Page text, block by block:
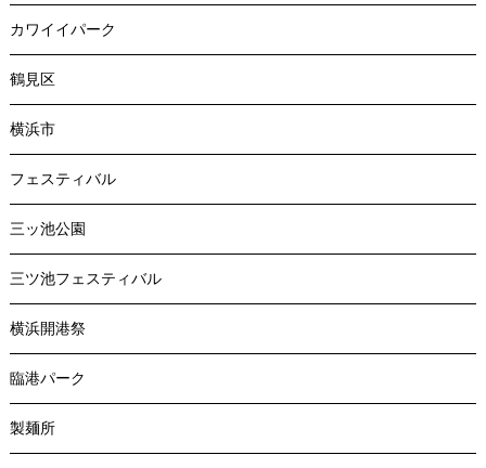
カワイイパーク
鶴見区
横浜市
フェスティバル
三ッ池公園
三ツ池フェスティバル
横浜開港祭
臨港パーク
製麺所